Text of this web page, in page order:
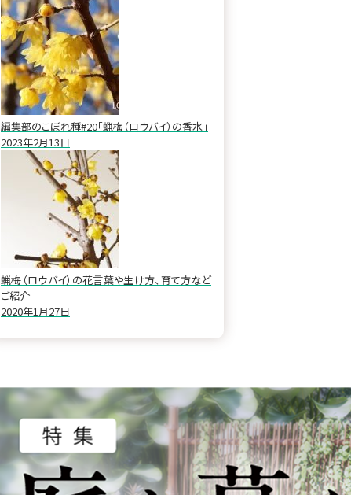
編集部のこぼれ種#20「蝋梅（ロウバイ）の香水」
2023年2月13日
蝋梅（ロウバイ）の花言葉や生け方、育て方など
ご紹介
2020年1月27日